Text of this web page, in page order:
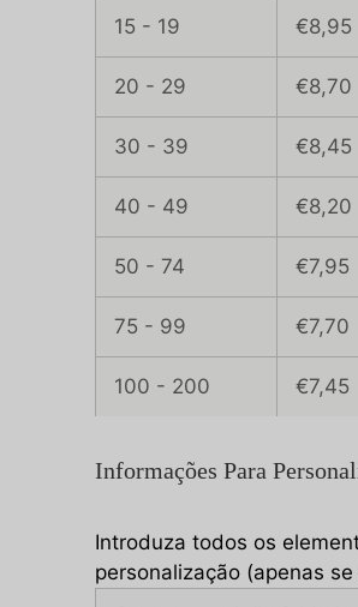
15 - 19 €8,95
20 - 29 €8,70
30 - 39 €8,45
40 - 49 €8,20
50 - 74 €7,95
75 - 99 €7,70
100 - 200 €7,45
Informações Para
Introduza todos os
personalização (apenas